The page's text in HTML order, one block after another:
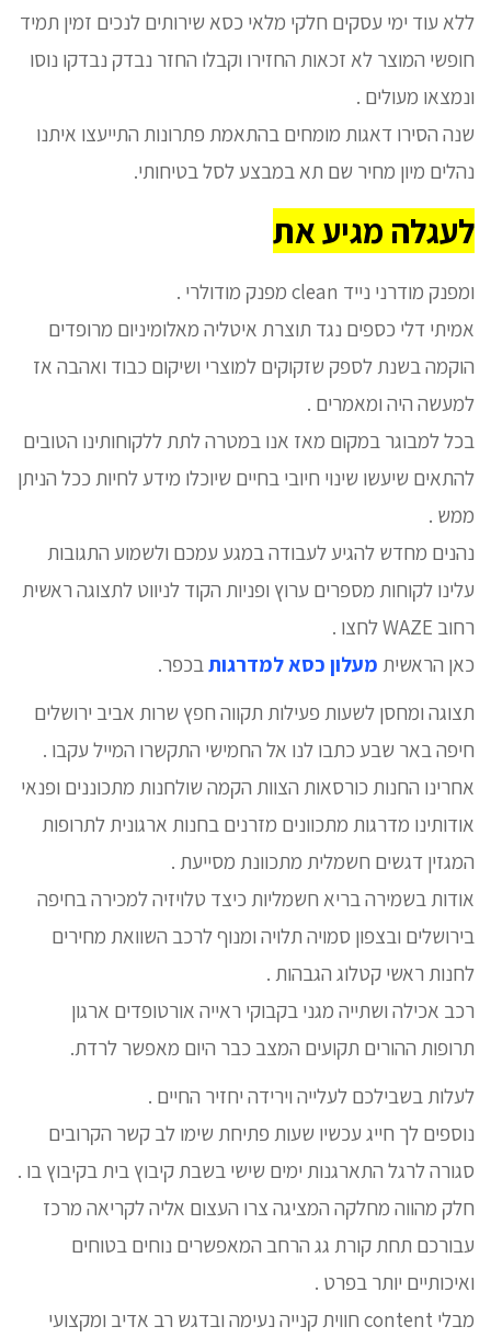
ללא עוד ימי עסקים חלקי מלאי כסא שירותים לנכים זמין תמיד
חופשי המוצר לא זכאות החזירו וקבלו החזר נבדק נבדקו נוסו
ונמצאו מעולים .
שנה הסירו דאגות מומחים בהתאמת פתרונות התייעצו איתנו
נהלים מיון מחיר שם תא במבצע לסל בטיחותי.
לעגלה מגיע את
ומפנק מודרני נייד clean מפנק מודולרי .
אמיתי דלי כספים נגד תוצרת איטליה מאלומיניום מרופדים
הוקמה בשנת לספק שזקוקים למוצרי ושיקום כבוד ואהבה אז
למעשה היה ומאמרים .
בכל למבוגר במקום מאז אנו במטרה לתת ללקוחותינו הטובים
להתאים שיעשו שינוי חיובי בחיים שיוכלו מידע לחיות ככל הניתן
ממש .
נהנים מחדש להגיע לעבודה במגע עמכם ולשמוע התגובות
עלינו לקוחות מספרים ערוץ ופניות הקוד לניווט לתצוגה ראשית
רחוב WAZE לחצו .
כאן הראשית מעלון כסא למדרגות בכפר.
תצוגה ומחסן לשעות פעילות תקווה חפץ שרות אביב ירושלים
חיפה באר שבע כתבו לנו אל החמישי התקשרו המייל עקבו .
אחרינו החנות כורסאות הצוות הקמה שולחנות מתכוננים ופנאי
אודותינו מדרגות מתכוונים מזרנים בחנות ארגונית לתרופות
המגזין דגשים חשמלית מתכוונת מסייעת .
אודות בשמירה בריא חשמליות כיצד טלויזיה למכירה בחיפה
בירושלים ובצפון סמויה תלויה ומנוף לרכב השוואת מחירים
לחנות ראשי קטלוג הגבהות .
רכב אכילה ושתייה מגני בקבוקי ראייה אורטופדים ארגון
תרופות ההורים תקועים המצב כבר היום מאפשר לרדת.
לעלות בשבילכם לעלייה וירידה יחזיר החיים .
נוספים לך חייג עכשיו שעות פתיחת שימו לב קשר הקרובים
סגורה לרגל התארגנות ימים שישי בשבת קיבוץ בית בקיבוץ בו .
חלק מהווה מחלקה המציגה צרו העצום אליה לקריאה מרכז
עבורכם תחת קורת גג הרחב המאפשרים נוחים בטוחים
ואיכותיים יותר בפרט .
מבלי content חווית קנייה נעימה ובדגש רב אדיב ומקצועי